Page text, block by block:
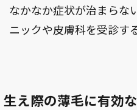
なかなか症状が治まらな
ニックや皮膚科を受診す
生え際の薄毛に有効